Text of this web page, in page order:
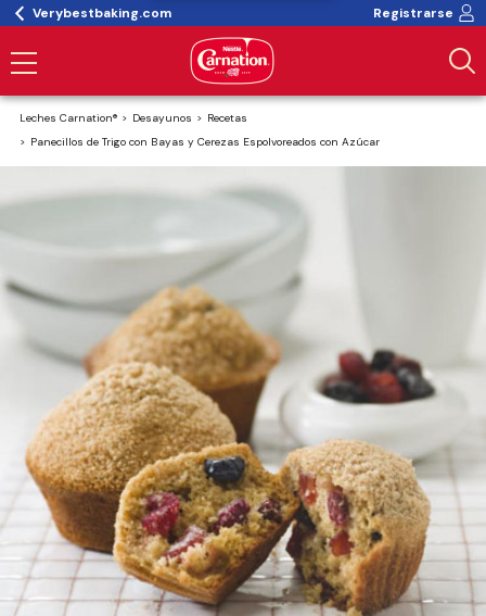
Verybestbaking.com Registrarse
Leches Carnation® Desayunos
Recetas
Panecillos de Trigo con Bayas y Cerezas Espolvoreados con Azúcar